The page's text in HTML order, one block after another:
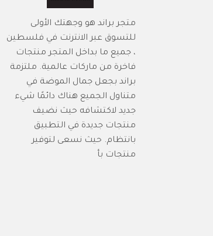
متجر براند هو وجهتك الأولى
للتسوق عبر الانترنت في فلسطين
، جميع ما بداخل المتجر منتجات
فاخرة من ماركات عالمية. ملتزمة
براند بجعل جمال الموضة في
متناول الجميع هناك دائمًا شيء
جديد لاكتشافه حيث نضيف
منتجات جديدة في التطبيق
بانتظام. حيث نسعى لتوفير
منتجات بأ